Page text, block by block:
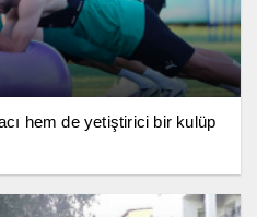
hem de yetiştirici bir kulüp